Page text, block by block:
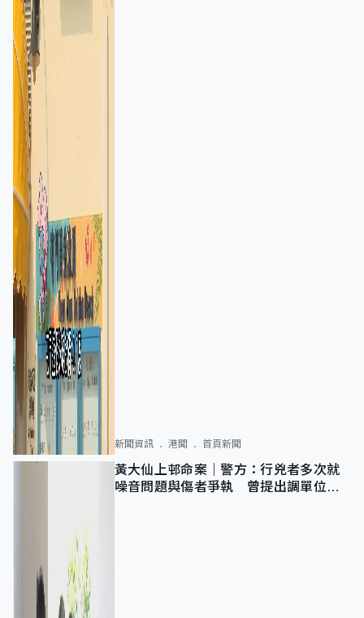
新聞資訊 港聞 首頁新聞
黃大仙上邨命案｜警方：行兇者多次就
噪音問題與傷者爭執 曾提出調單位已